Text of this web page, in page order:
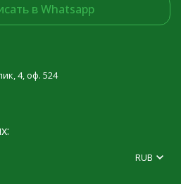
в Whatsapp
4, оф. 524
RUB